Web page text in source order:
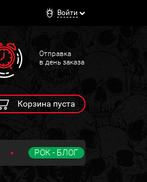
Войти
Отправка
в день заказа
Корзина пуста
РОК - БЛОГ